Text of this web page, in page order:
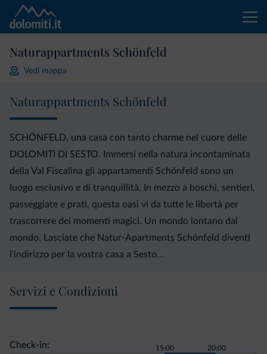
Naturappartments Schönfeld
Vedi mappa
Naturappartments Schönfeld
SCHÖNFELD, una casa con tanto charme nel cuore delle
DOLOMITI DI SESTO. Immersi nella natura incontaminata
della Val Fiscalina gli appartamenti Schönfeld sono un
luogo esclusivo e di tranquillità. In mezzo a boschi, sentieri,
passeggiate e prati, questa oasi vi da tutte le libertà per
trascorrere dei momenti magici. Un mondo lontano dal
mondo. Lasciate che Natur-Apartments Schönfeld diventi
l‘indirizzo per la vostra casa a Sesto...
Servizi e Condizioni
Check-in: 15:00 20:00